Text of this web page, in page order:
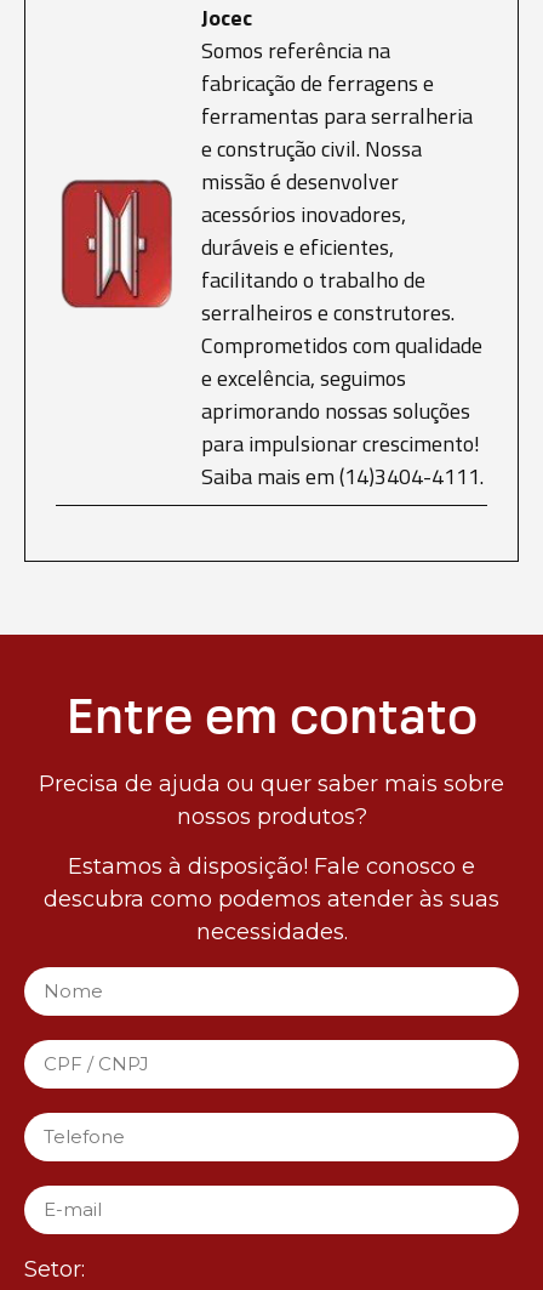
Jocec
Somos referência na
fabricação de ferragens e
ferramentas para serralheria
e construção civil. Nossa
missão é desenvolver
acessórios inovadores,
duráveis e eficientes,
facilitando o trabalho de
serralheiros e construtores.
Comprometidos com qualidade
e excelência, seguimos
aprimorando nossas soluções
para impulsionar crescimento!
Saiba mais em (14)3404-4111.
Entre em contato
Precisa de ajuda ou quer saber mais sobre
nossos produtos?
Estamos à disposição! Fale conosco e
descubra como podemos atender às suas
necessidades.
Setor: